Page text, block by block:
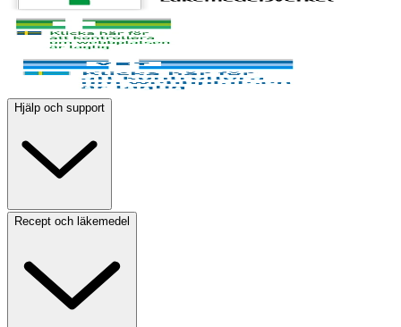
Hjälp och support
Recept och läkemedel